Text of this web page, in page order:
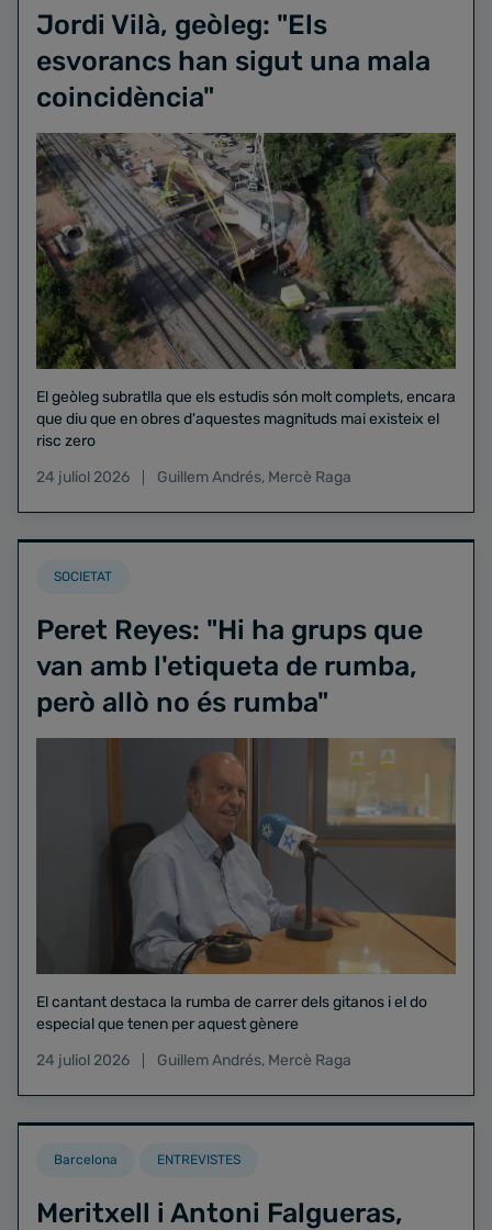
Jordi Vilà, geòleg: "Els
esvorancs han sigut una mala
coincidència"
El geòleg subratlla que els estudis són molt complets, encara
que diu que en obres d'aquestes magnituds mai existeix el
risc zero
24 juliol 2026
Guillem Andrés, Mercè Raga
SOCIETAT
Peret Reyes: "Hi ha grups que
van amb l'etiqueta de rumba,
però allò no és rumba"
El cantant destaca la rumba de carrer dels gitanos i el do
especial que tenen per aquest gènere
24 juliol 2026
Guillem Andrés, Mercè Raga
Barcelona ENTREVISTES
Meritxell i Antoni Falgueras,